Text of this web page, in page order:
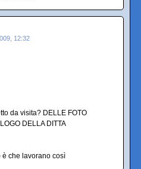
12:32
da visita? DELLE FOTO
DELLA DITTA
è che lavorano così